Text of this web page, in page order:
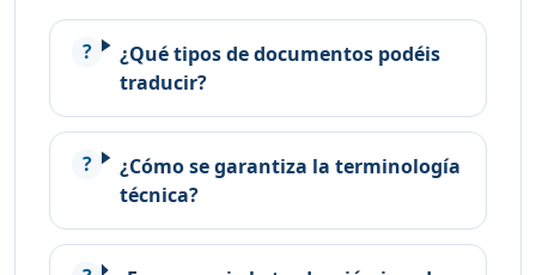
¿Qué tipos de documentos podéis
traducir?
¿Cómo se garantiza la terminología
técnica?